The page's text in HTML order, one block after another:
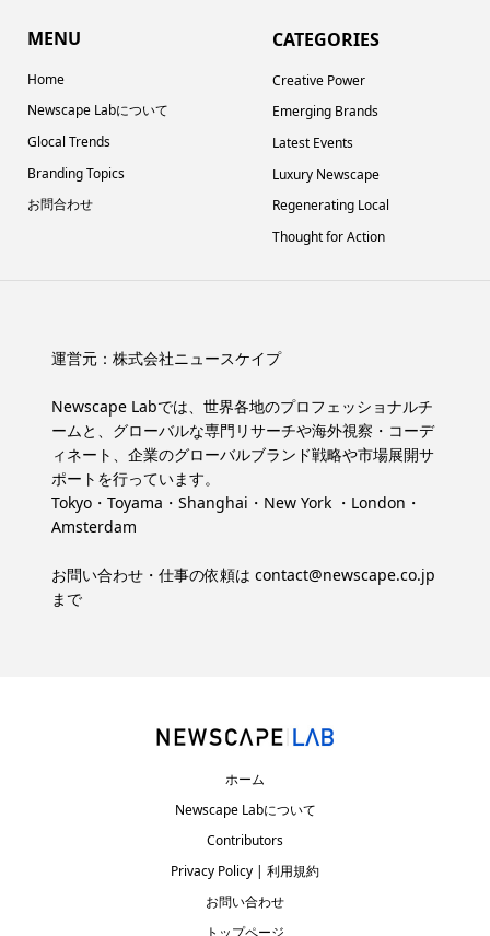
MENU
Home
Newscape Labについて
Glocal Trends
Branding Topics
お問合わせ
CATEGORIES
Creative Power
Emerging Brands
Latest Events
Luxury Newscape
Regenerating Local
Thought for Action
運営元： 株式会社ニュースケイプ
Newscape Labでは、世界各地のプロフェッショナルチ
ームと、グローバルな専門リサーチや海外視察・コーデ
ィネート、企業のグローバルブランド戦略や市場展開サ
ポートを行っています。
Tokyo・Toyama・Shanghai・New York ・London・
Amsterdam
お問い合わせ・仕事の依頼は contact@newscape.co.jp
まで
ホーム
Newscape Labについて
Contributors
Privacy Policy | 利用規約
お問い合わせ
トップページ